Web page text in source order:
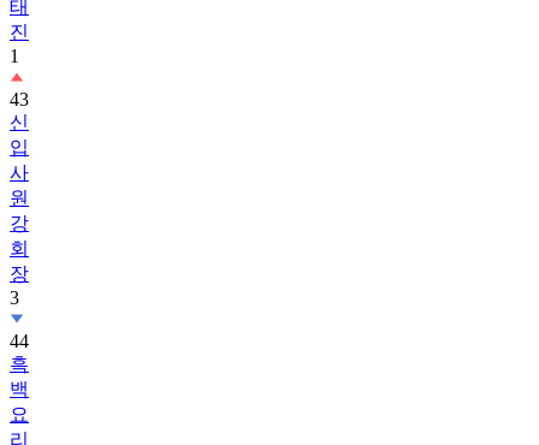
1
43
신
입
사
원
강
회
장
3
44
흑
백
요
리
사